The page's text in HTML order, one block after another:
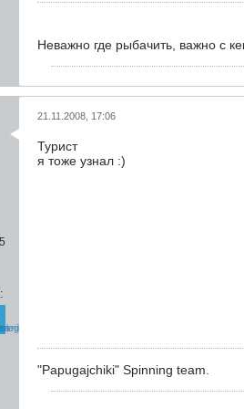
Неважно где рыбачить, важно с
21.11.2008, 17:06
Турист
я тоже узнал :)
"Papugajchiki" Spinning team.